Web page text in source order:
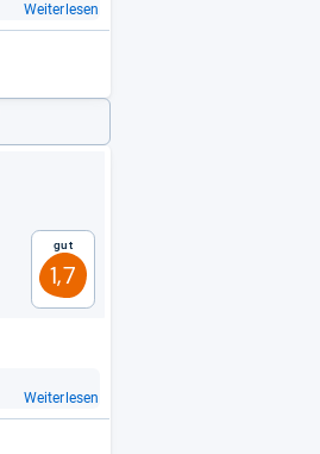
Weiterlesen
Gut
1,7
Weiterlesen